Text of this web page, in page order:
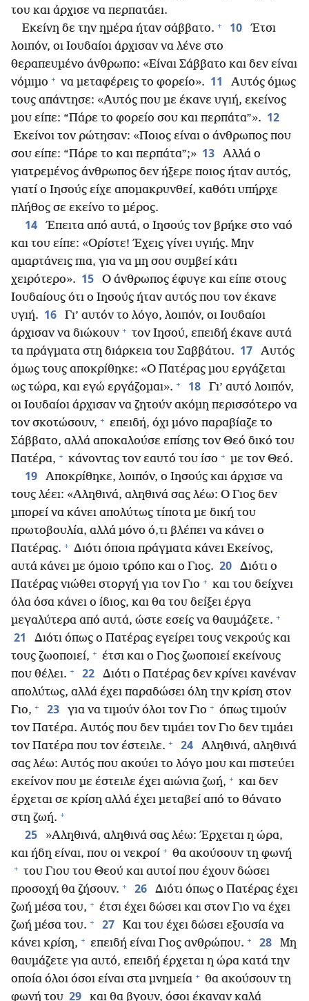
του και άρχισε να περπατάει.
Εκείνη δε την ημέρα ήταν σάββατο. + 10
Έτσι
λοιπόν, οι Ιουδαίοι άρχισαν να λένε στο
θεραπευμένο άνθρωπο: «Είναι Σάββατο και δεν είναι
νόμιμο + να μεταφέρεις το φορείο». 11
Αυτός όμως
τους απάντησε: «Αυτός που με έκανε υγιή, εκείνος
μου είπε: “Πάρε το φορείο σου και περπάτα”». 12
Εκείνοι τον ρώτησαν: «Ποιος είναι ο άνθρωπος που
σου είπε: “Πάρε το και περπάτα”;» 13
Αλλά ο
γιατρεμένος άνθρωπος δεν ήξερε ποιος ήταν αυτός,
γιατί ο Ιησούς είχε απομακρυνθεί, καθότι υπήρχε
πλήθος σε εκείνο το μέρος.
14
Έπειτα από αυτά, ο Ιησούς τον βρήκε στο ναό
και του είπε: «Ορίστε! Έχεις γίνει υγιής. Μην
αμαρτάνεις πια, για να μη σου συμβεί κάτι
χειρότερο». 15
Ο άνθρωπος έφυγε και είπε στους
Ιουδαίους ότι ο Ιησούς ήταν αυτός που τον έκανε
υγιή. 16
Γι’ αυτόν το λόγο, λοιπόν, οι Ιουδαίοι
άρχισαν να διώκουν + τον Ιησού, επειδή έκανε αυτά
τα πράγματα στη διάρκεια του Σαββάτου. 17
Αυτός
όμως τους αποκρίθηκε: «Ο Πατέρας μου εργάζεται
ως τώρα, και εγώ εργάζομαι». + 18
Γι’ αυτό λοιπόν,
οι Ιουδαίοι άρχισαν να ζητούν ακόμη περισσότερο να
τον σκοτώσουν, + επειδή, όχι μόνο παραβίαζε το
Σάββατο, αλλά αποκαλούσε επίσης τον Θεό δικό του
Πατέρα, + κάνοντας τον εαυτό του ίσο + με τον Θεό.
19
Αποκρίθηκε, λοιπόν, ο Ιησούς και άρχισε να
τους λέει: «Αληθινά, αληθινά σας λέω: Ο Γιος δεν
μπορεί να κάνει απολύτως τίποτα με δική του
πρωτοβουλία, αλλά μόνο ό,τι βλέπει να κάνει ο
Πατέρας. + Διότι όποια πράγματα κάνει Εκείνος,
αυτά κάνει με όμοιο τρόπο και ο Γιος. 20
Διότι ο
Πατέρας νιώθει στοργή για τον Γιο + και του δείχνει
όλα όσα κάνει ο ίδιος, και θα του δείξει έργα
μεγαλύτερα από αυτά, ώστε εσείς να θαυμάζετε. +
21
Διότι όπως ο Πατέρας εγείρει τους νεκρούς και
τους ζωοποιεί, + έτσι και ο Γιος ζωοποιεί εκείνους
που θέλει. + 22
Διότι ο Πατέρας δεν κρίνει κανέναν
απολύτως, αλλά έχει παραδώσει όλη την κρίση στον
Γιο, + 23 για να τιμούν όλοι τον Γιο + όπως τιμούν
τον Πατέρα. Αυτός που δεν τιμάει τον Γιο δεν τιμάει
τον Πατέρα που τον έστειλε. + 24
Αληθινά, αληθινά
σας λέω: Αυτός που ακούει το λόγο μου και πιστεύει
εκείνον που με έστειλε έχει αιώνια ζωή, + και δεν
έρχεται σε κρίση αλλά έχει μεταβεί από το θάνατο
στη ζωή. +
25
»Αληθινά, αληθινά σας λέω: Έρχεται η ώρα,
και ήδη είναι, που οι νεκροί + θα ακούσουν τη φωνή
+ του Γιου του Θεού και αυτοί που έχουν δώσει
προσοχή θα ζήσουν. + 26
Διότι όπως ο Πατέρας έχει
ζωή μέσα του, + έτσι έχει δώσει και στον Γιο να έχει
ζωή μέσα του. + 27
Και του έχει δώσει εξουσία να
κάνει κρίση, + επειδή είναι Γιος ανθρώπου. + 28
Μη
θαυμάζετε για αυτό, επειδή έρχεται η ώρα κατά την
οποία όλοι όσοι είναι στα μνημεία + θα ακούσουν τη
φωνή του 29 και θα βγουν, όσοι έκαναν καλά